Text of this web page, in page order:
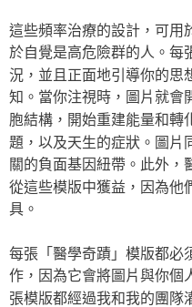
這些頻率治療的設計，可用
於自覺是高危險群的人。每
況，並且正面地引導你的思
知。當你注視時，圖片就會
胞結構，開始重建能量和轉
題，以及天生的症狀。圖片
關的負面基因紐帶。此外，
從這些模版中獲益，因為他
具。
每張「醫學奇蹟」模版都必
作，因為它會將圖片與你個
張模版都經過我和我的團隊